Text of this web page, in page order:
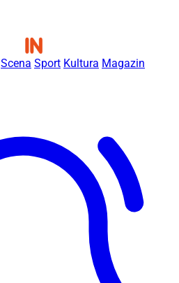
Scena Sport Kultura Magazin